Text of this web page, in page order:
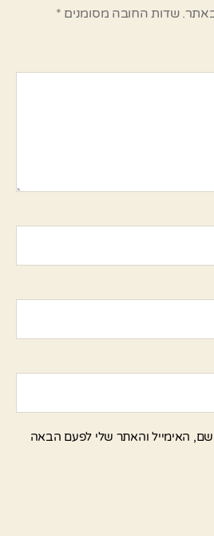
שדות החובה מסומנים *
האימייל והאתר שלי לפעם הבאה